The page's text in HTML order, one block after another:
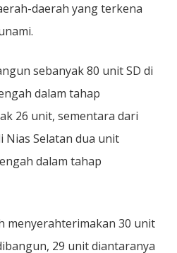
daerah yang terkena
sebanyak 80 unit SD di
dalam tahap
26 unit, sementara dari
Nias Selatan dua unit
dalam tahap
menyerahterimakan 30 unit
29 unit diantaranya